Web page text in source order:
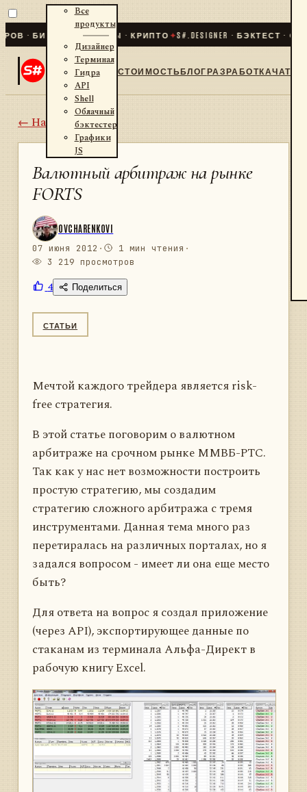
· БИРЖИ · БРОКЕРЫ · КРИПТО✦S#.DESIGNER · БЭКТЕСТ ·
Все
продукты
Дизайнер
Терминал
Гидра
API
Shell
Облачный
бэктестер
Графики
JS
СТОИМОСТЬБЛОГРАЗРАБОТКАЧАТ
← Назад
Валютный арбитраж на рынке
FORTS
OVCHARENKOVI
07 июня 2012 · 1 мин чтения ·
3 219 просмотров
4 Поделиться
СТАТЬИ
Мечтой каждого трейдера является risk-
free стратегия.
В этой статье поговорим о валютном
арбитраже на срочном рынке ММВБ-РТС.
Так как у нас нет возможности построить
простую стратегию, мы создадим
стратегию сложного арбитража с тремя
инструментами. Данная тема много раз
перетиралась на различных порталах, но я
задался вопросом - имеет ли она еще место
быть?
Для ответа на вопрос я создал приложение
(через API), экспортирующее данные по
стаканам из терминала Альфа-Директ в
рабочую книгу Excel.